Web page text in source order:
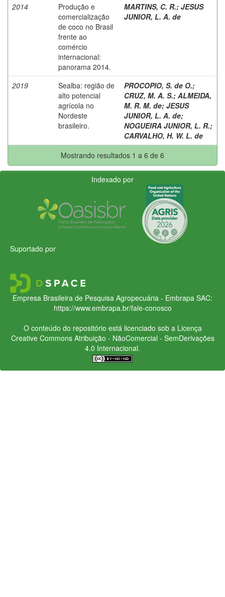
2014
Produção e
comercialização
de coco no Brasil
frente ao
comércio
internacional:
panorama 2014.
MARTINS, C. R.; JESUS
JUNIOR, L. A. de
2019
Sealba: região de
alto potencial
agrícola no
Nordeste
brasileiro.
PROCOPIO, S. de O.;
CRUZ, M. A. S.; ALMEIDA,
M. R. M. de; JESUS
JUNIOR, L. A. de;
NOGUEIRA JUNIOR, L. R.;
CARVALHO, H. W. L. de
Mostrando resultados 1 a 6 de 6
Indexado por
Suportado por
Empresa Brasileira de Pesquisa Agropecuária - Embrapa SAC:
https://www.embrapa.br/fale-conosco
O conteúdo do repositório está licenciado sob a Licença
Creative CommonsAtribuição - NãoComercial - SemDerivações
4.0 Internacional.